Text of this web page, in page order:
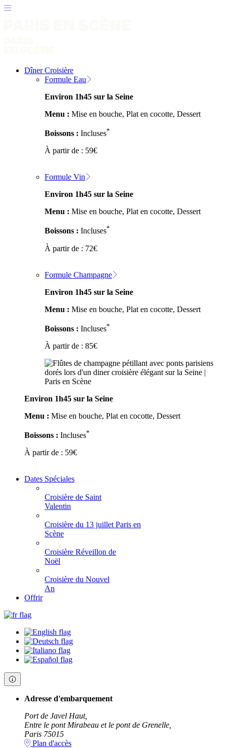
Dîner Croisière
Formule Eau
Environ 1h45 sur la Seine
Menu : Mise en bouche, Plat en cocotte, Dessert
Boissons : Incluses*
À partir de : 59€
Formule Vin
Environ 1h45 sur la Seine
Menu : Mise en bouche, Plat en cocotte, Dessert
Boissons : Incluses*
À partir de : 72€
Formule Champagne
Environ 1h45 sur la Seine
Menu : Mise en bouche, Plat en cocotte, Dessert
Boissons : Incluses*
À partir de : 85€
Environ 1h45 sur la Seine
Menu : Mise en bouche, Plat en cocotte, Dessert
Boissons : Incluses*
À partir de : 59€
Dates Spéciales
Croisière de Saint
Valentin
Croisière du 13 juillet Paris en
Scène
Croisière Réveillon de
Noël
Croisière du Nouvel
An
Offrir
Adresse d'embarquement
Port de Javel Haut,
Entre le pont Mirabeau et le pont de Grenelle,
Paris 75015
Plan d'accès